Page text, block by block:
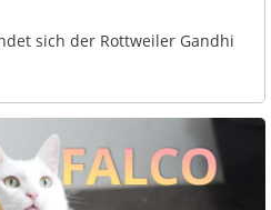
sich der Rottweiler Gandhi